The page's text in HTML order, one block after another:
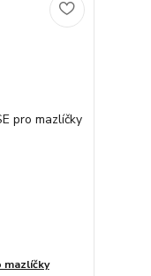
mazlíčky